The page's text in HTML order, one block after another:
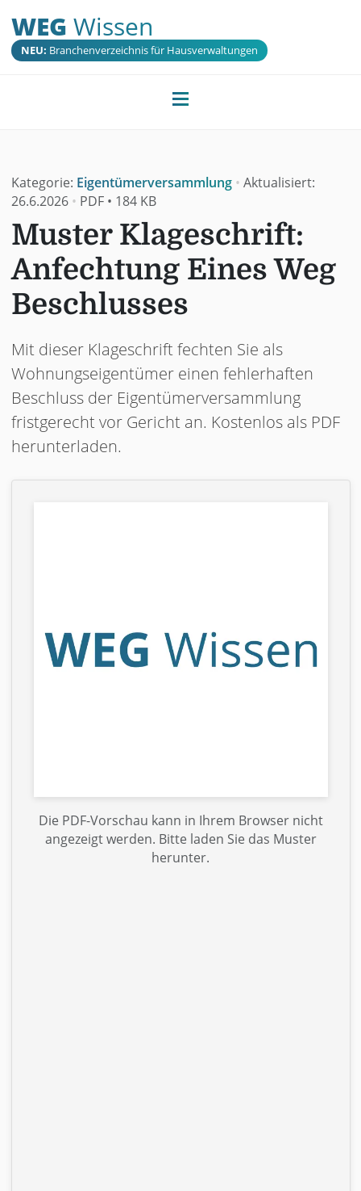
WEG Wissen
NEU: Branchenverzeichnis für Hausverwaltungen
Kategorie: Eigentümerversammlung• Aktualisiert:
26.6.2026• PDF• 184 KB
Muster Klageschrift:
Anfechtung Eines Weg
Beschlusses
Mit dieser Klageschrift fechten Sie als
Wohnungseigentümer einen fehlerhaften
Beschluss der Eigentümerversammlung
fristgerecht vor Gericht an. Kostenlos als PDF
herunterladen.
Die PDF-Vorschau kann in Ihrem Browser nicht
angezeigt werden. Bitte laden Sie das Muster
herunter.